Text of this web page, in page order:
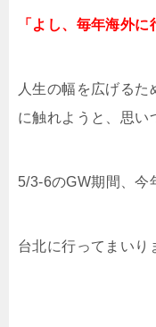
「よし、毎年海外に
人生の幅を広げる
に触れようと、思い
5/3-6のGW期間、今
台北に行ってまい